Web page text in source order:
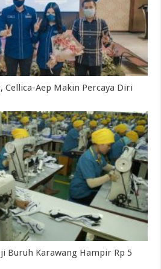
Cellica-Aep Makin Percaya Diri
Buruh Karawang Hampir Rp 5